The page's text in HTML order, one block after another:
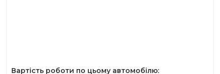
Вартість роботи по цьому автомобілю: